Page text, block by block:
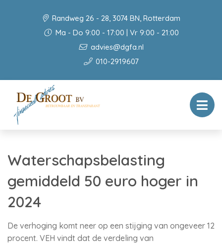
Randweg 26 - 28, 3074 BN, Rotterdam
Ma - Do 9:00 - 17:00 | Vr 9:00 - 21:00
advies@dgfa.nl
010-2919607
Waterschapsbelasting
gemiddeld 50 euro hoger in
2024
De verhoging komt neer op een stijging van ongeveer 12
procent. VEH vindt dat de verdeling van